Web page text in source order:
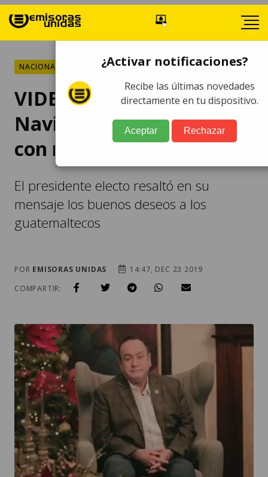
NACIONALES
VIDEO | El mensaje de
Navidad de Giammattei
con miras al Año Nuevo
El presidente electo resaltó en su
mensaje los buenos deseos a los
guatemaltecos
POR EMISORAS UNIDAS
14:47, DEC 23 2019
COMPARTIR:
¿Activar notificaciones?
Recibe las últimas novedades
directamente en tu dispositivo.
Aceptar Rechazar